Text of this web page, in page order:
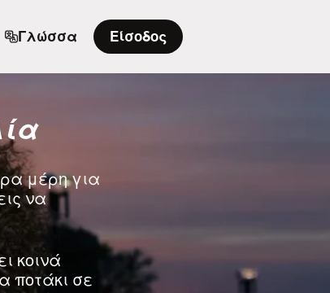
Γλώσσα Είσοδος
μέρη για
να
κοινά
ποτάκι σε